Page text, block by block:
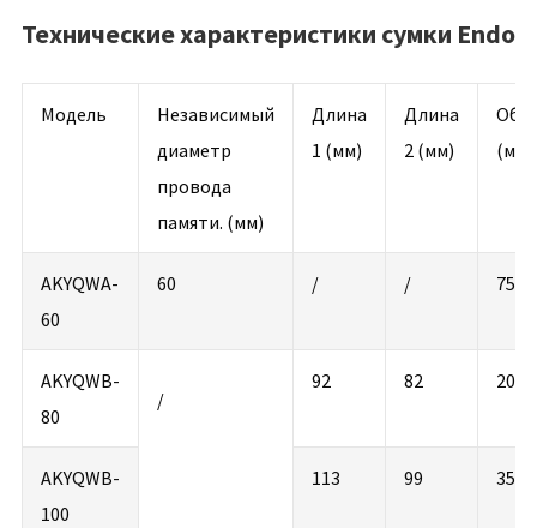
Технические характеристики сумки Endo
Модель
Независимый
диаметр
провода
памяти. (мм)
Длина
1 (мм)
Длина
2 (мм)
(мл)
AKYQWA-
60
60 / / 75
AKYQWB-
80
/
92 82 200
AKYQWB-
100
113 99 350